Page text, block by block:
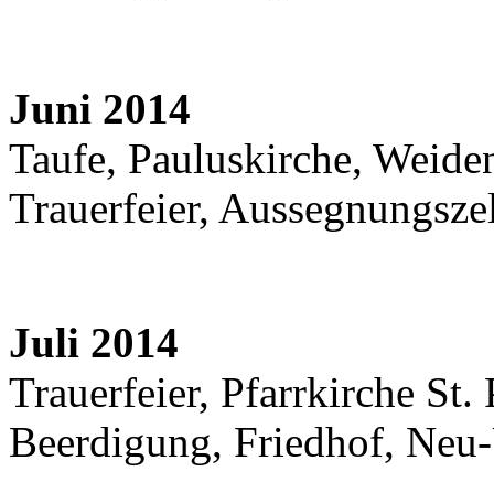
Juni 2014
Taufe, Pauluskirche,
Trauerfeier,
Juli 2014
Trauerfeier, Pfarrkirche St.
Beerdigung, Friedhof,